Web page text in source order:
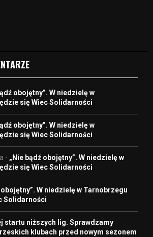
obojętny”. W niedzielę w
się Wiec Solidarności
obojętny”. W niedzielę w
się Wiec Solidarności
- „Nie bądź obojętny”. W niedzielę w
się Wiec Solidarności
obojętny”. W niedzielę w Tarnobrzegu
Solidarności
startu niższych lig. Sprawdzamy
klubach przed nowym sezonem